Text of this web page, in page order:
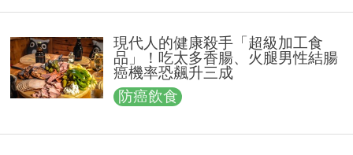
現代人的健康殺手「超級加工食
品」！吃太多香腸、火腿男性結腸
癌機率恐飆升三成
防癌飲食